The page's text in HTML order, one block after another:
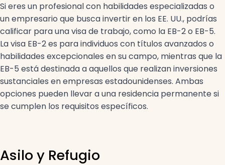
Si eres un profesional con habilidades especializadas o
un empresario que busca invertir en los EE. UU., podrías
calificar para una visa de trabajo, como la EB-2 o EB-5.
La visa EB-2 es para individuos con títulos avanzados o
habilidades excepcionales en su campo, mientras que la
EB-5 está destinada a aquellos que realizan inversiones
sustanciales en empresas estadounidenses. Ambas
opciones pueden llevar a una residencia permanente si
se cumplen los requisitos específicos.
Asilo y Refugio